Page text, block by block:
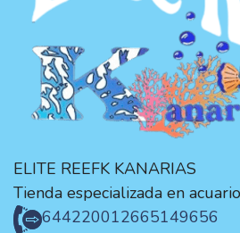
ELITE REEFK KANARIAS
Tienda especializada en
644220012665149656